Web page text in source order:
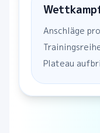
Anschläge
Plateau